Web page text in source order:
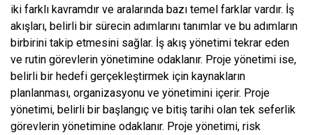
iki farklı kavramdır ve aralarında bazı temel farklar vardır. İş
akışları, belirli bir sürecin adımlarını tanımlar ve bu adımların
birbirini takip etmesini sağlar. İş akış yönetimi tekrar eden
ve rutin görevlerin yönetimine odaklanır. Proje yönetimi ise,
belirli bir hedefi gerçekleştirmek için kaynakların
planlanması, organizasyonu ve yönetimini içerir. Proje
yönetimi, belirli bir başlangıç ​​ve bitiş tarihi olan tek seferlik
görevlerin yönetimine odaklanır. Proje yönetimi, risk